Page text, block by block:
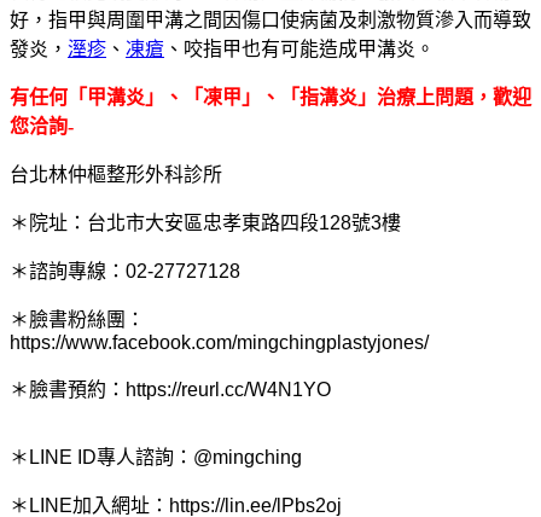
好，指甲與周圍甲溝之間因傷口使病菌及刺激物質滲入而導致
發炎， 溼疹 、 凍瘡 、咬指甲也有可能造成甲溝炎。
有任何 「 甲溝炎 」、「凍甲」、「指溝炎」治療上問題，歡迎
您洽詢-
台北林仲樞整形外科診所
＊院址：台北市大安區忠孝東路四段128號3樓
＊諮詢專線：02-27727128
＊臉書粉絲團：
https://www.facebook.com/mingchingplastyjones/
＊臉書預約：https://reurl.cc/W4N1YO
＊LINE ID專人諮詢：@mingching
＊LINE加入網址：https://lin.ee/lPbs2oj